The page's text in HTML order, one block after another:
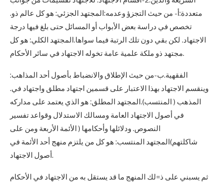
متعددة:أ- من حيث التجزؤ وعدمه:المجتهد الجزئي: هو كل عالم ذو.
تخصص في دراسة بعض الأبواب أو المسائل حتى بلغ فيها درجة
الاجتهاد. لكن بقي دون تلك الرتبة فيما سواها.المجتهد الكلي: هو كل
مجتهد ذو ملكة علمية عامة تخوله الاجتهاد في سائر الأحكام.
الفقهية.ب-من حيث الإطلاق والانضباط بأصول أحد المذاهب:
وينقسم الاجتهاد بهذا الاعتبار على قسمين اجتهاد مطلق واجتهاد في.
المذهب ( المنتسب).المجتهد المطلق: هو الذي يعتمد على مداركه
في أصول الاجتهاد العامة ومسالك الاستدلال وقواعد تفسير
النصوص. ودلائلها وأحكامها ( الأئمة الأربعة ومن على
شاكلتهم)المجتهد المنتسب: هو كل من يلتزم منهج أحد الأئمة في
أصول الاجتهاد.
ثم يسبني على ذ=لك المنهج ما قد يستقل به من الاجتهاد في الأحكام